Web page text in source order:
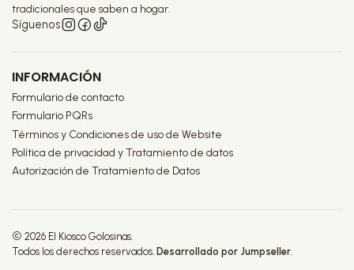
tradicionales que saben a hogar.
Síguenos
INFORMACIÓN
Formulario de contacto
Formulario PQRs
Términos y Condiciones de uso de Website
Política de privacidad y Tratamiento de datos
Autorización de Tratamiento de Datos
2026 El Kiosco Golosinas.
Todos los derechos reservados. Desarrollado por Jumpseller